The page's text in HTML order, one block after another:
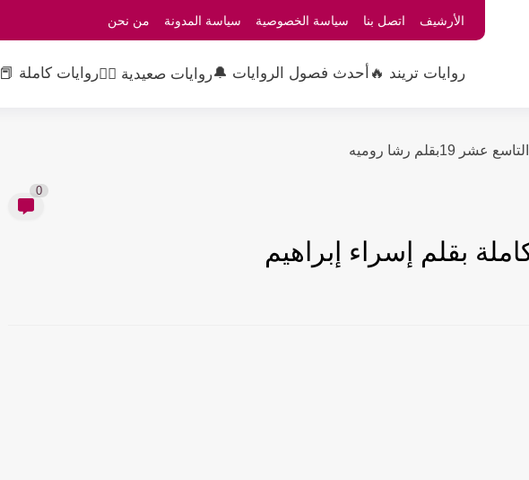
الأرشيف اتصل بنا سياسة الخصوصية سياسة المدونة من نحن
روايات تريند 🔥 أحدث فصول الروايات 🔔روايات صعيدية 👳‍♂️روايات كاملة 📕
رشا روميه
0
بقلم إسراء إبراهيم